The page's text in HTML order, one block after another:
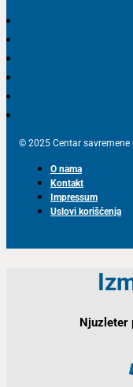
© 2025 Centar
O nama
Kontakt
Impressum
Uslovi korišćenja
Njuzleter